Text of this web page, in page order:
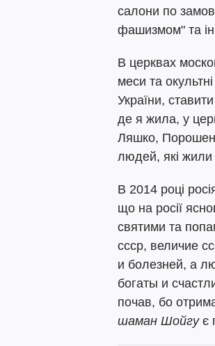
салони по
фашизмом" та
В церквах
меси та
України,
де я жила, у
Ляшко,
людей, які
В 2014 році
що на росії
святими та
ссср, величие
и болезней, а
богаты и
почав, бо
шаман Шойгує